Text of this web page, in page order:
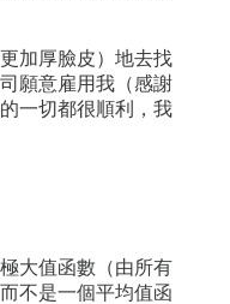
加厚臉皮）地去找
願意雇用我（感謝
一切都很順利，我
大值函數（由所有
不是一個平均值函